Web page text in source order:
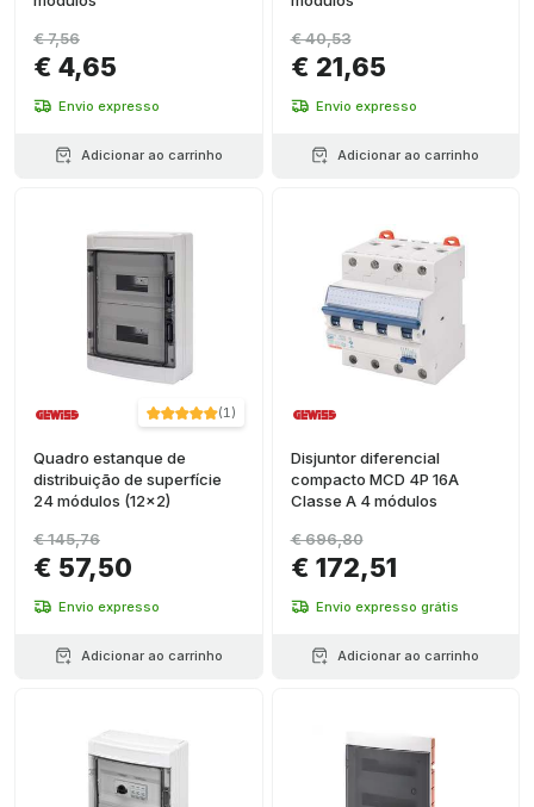
€ 4,65
€ 7,56
Envio expresso
Adicionar ao carrinho
€ 21,65
€ 40,53
Envio expresso
Adicionar ao carrinho
(1)
Quadro estanque de
distribuição de superfície
24 módulos (12x2)
€ 57,50
€ 145,76
Envio expresso
Adicionar ao carrinho
Disjuntor diferencial
compacto MCD 4P 16A
Classe A 4 módulos
€ 172,51
€ 696,80
Envio expresso grátis
Adicionar ao carrinho